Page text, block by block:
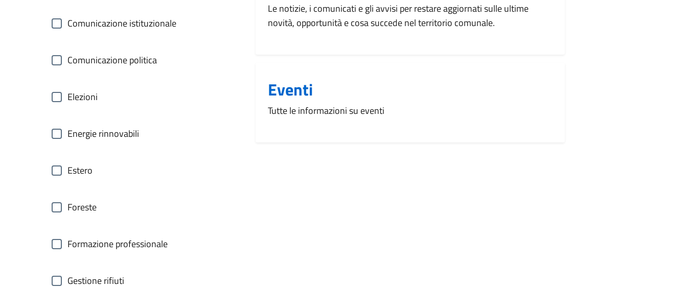
Comunicazione istituzionale
Comunicazione politica
Elezioni
Energie rinnovabili
Estero
Foreste
Formazione professionale
Gestione rifiuti
Le notizie, i comunicati e gli avvisi per restare aggiornati sulle ultime
novità, opportunità e cosa succede nel territorio comunale.
Eventi
Tutte le informazioni su eventi